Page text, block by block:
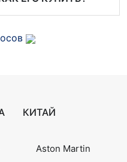
КИТАЙ
Aston Martin